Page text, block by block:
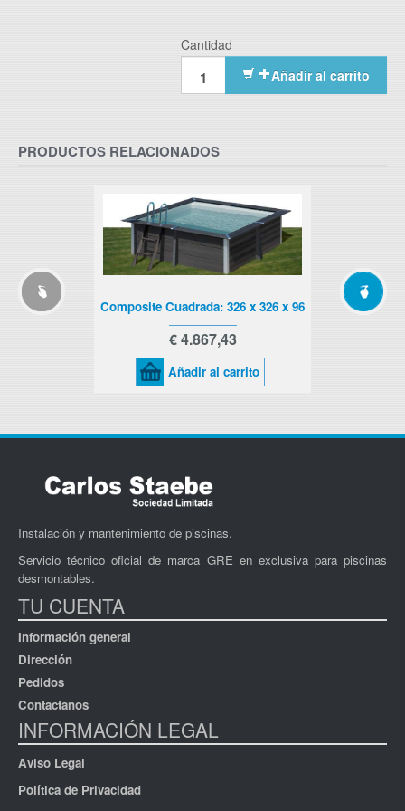
Cantidad
Añadir al carrito
PRODUCTOS RELACIONADOS
Composite Cuadrada: 326 x 326 x 96
€ 4.867,43
Añadir al carrito
Instalación y mantenimiento de piscinas.
Servicio técnico oficial de marca GRE en exclusiva para piscinas
desmontables.
TU CUENTA
Información general
Dirección
Pedidos
Contactanos
INFORMACIÓN LEGAL
Aviso Legal
Política de Privacidad